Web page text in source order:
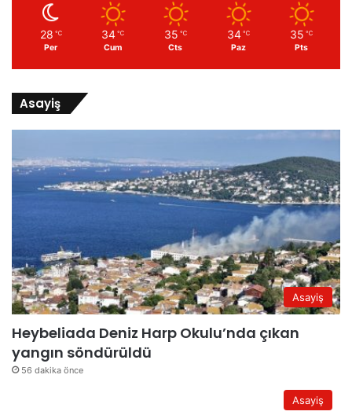
28 ℃
Per
34 ℃
Cum
35 ℃
Cts
34 ℃
Paz
35 ℃
Pts
Asayiş
Asayiş
Heybeliada Deniz Harp Okulu’nda çıkan
yangın söndürüldü
56 dakika önce
Asayiş